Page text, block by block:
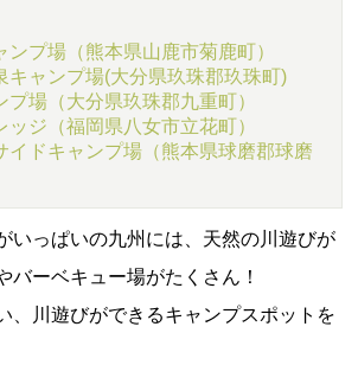
ンプ場（熊本県山鹿市菊鹿町）
キャンプ場(大分県玖珠郡玖珠町)
プ場（大分県玖珠郡九重町）
ッジ（福岡県八女市立花町）
イドキャンプ場（熊本県球磨郡球磨
いっぱいの九州には、天然の川遊びが
バーベキュー場がたくさん！
、川遊びができるキャンプスポットを